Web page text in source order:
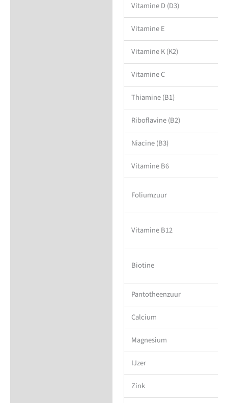
Vitamine D (D3)
Vitamine E
Vitamine K (K2)
Vitamine C
Thiamine (B1)
Riboflavine (B2)
Niacine (B3)
Vitamine B6
Foliumzuur
Vitamine B12
Biotine
Pantotheenzuur
Calcium
Magnesium
IJzer
Zink